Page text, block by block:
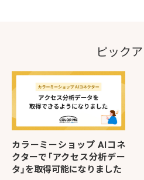
ピック
カラーミーショップ AIコネ
クターで「アクセス分析デー
タ」を取得可能になりました